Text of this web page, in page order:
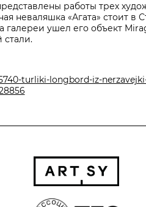
работы трех
неваляшка «Агата» стоит в
галереи ушел его объект
turliki-longbord-iz-